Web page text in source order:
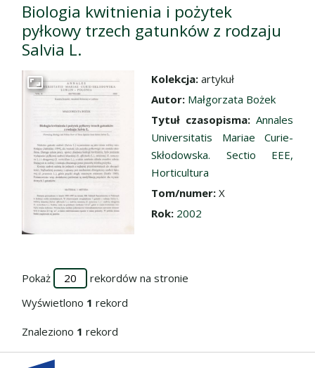
Biologia kwitnienia i pożytek
pyłkowy trzech gatunków z rodzaju
Salvia L.
Przejdź do zbioru
Kolekcja: artykuł
Autor: Małgorzata Bożek
Tytuł czasopisma: Annales
Universitatis Mariae Curie-
Skłodowska. Sectio EEE,
Horticultura
Tom/numer: X
Rok: 2002
Pokaż
rekordów na stronie
Wyświetlono 1 rekord
Znaleziono 1 rekord